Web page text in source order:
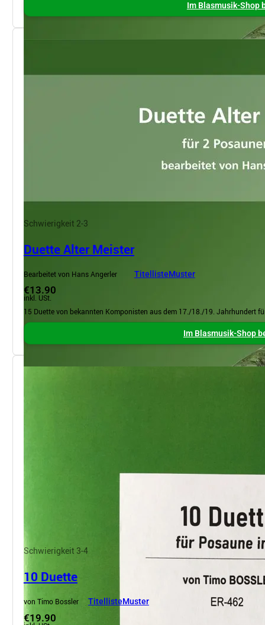
Im Blasmusik-Shop
Schwierigkeit 2-3
Duette Alter Meister
Bearbeitet von Hans Angerler TitellisteMuster
€13.90
inkl. USt.
15 Duette von bekannten Komponisten aus dem 17./18./19. Jahrhundert
Im Blasmusik-Shop
Schwierigkeit 3-4
10 Duette
von Timo Bossler TitellisteMuster
€19.90